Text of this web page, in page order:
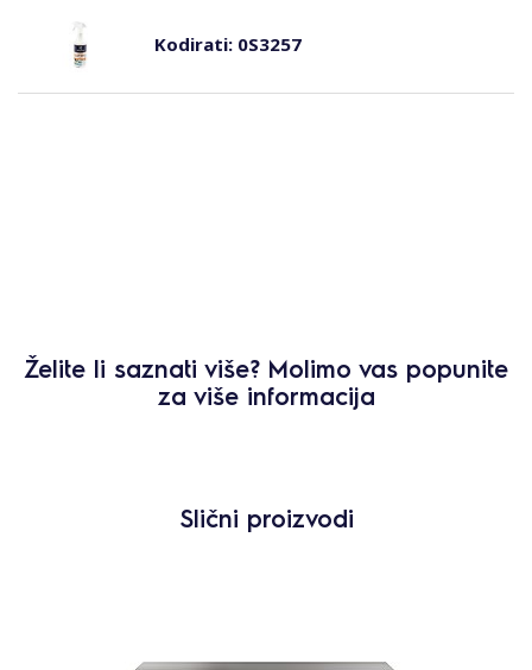
Kodirati:0S3257
Želite li saznati više? Molimo vas popunite
za više informacija
Slični proizvodi